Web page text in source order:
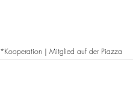
*Kooperation | Mitglied auf der Piazza